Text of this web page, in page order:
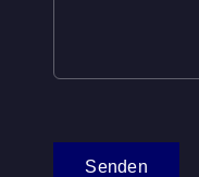
Senden